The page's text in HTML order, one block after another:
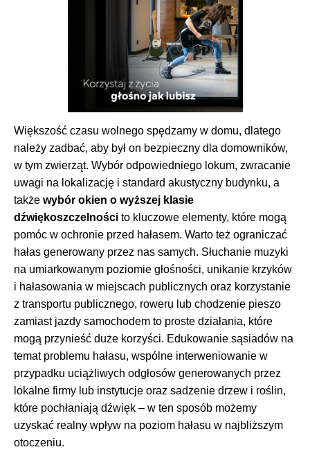
Większość czasu wolnego spędzamy w domu, dlatego
należy zadbać, aby był on bezpieczny dla domowników,
w tym zwierząt. Wybór odpowiedniego lokum, zwracanie
uwagi na lokalizację i standard akustyczny budynku, a
także wybór okien o wyższej klasie
dźwiękoszczelności to kluczowe elementy, które mogą
pomóc w ochronie przed hałasem. Warto też ograniczać
hałas generowany przez nas samych. Słuchanie muzyki
na umiarkowanym poziomie głośności, unikanie krzyków
i hałasowania w miejscach publicznych oraz korzystanie
z transportu publicznego, roweru lub chodzenie pieszo
zamiast jazdy samochodem to proste działania, które
mogą przynieść duże korzyści. Edukowanie sąsiadów na
temat problemu hałasu, wspólne interweniowanie w
przypadku uciążliwych odgłosów generowanych przez
lokalne firmy lub instytucje oraz sadzenie drzew i roślin,
które pochłaniają dźwięk – w ten sposób możemy
uzyskać realny wpływ na poziom hałasu w najbliższym
otoczeniu.